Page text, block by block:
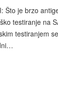
Što je brzo
testiranje na
testiranjem se